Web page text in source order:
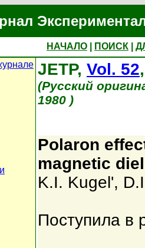
НАЧАЛО ПОИСК
JETP, Vol. 52
(Русский
1980 )
Polaron
magnetic
K.I. Kugel',
Поступила в